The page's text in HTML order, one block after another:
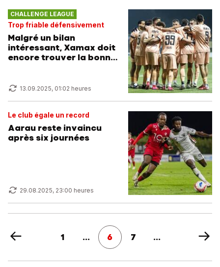
CHALLENGE LEAGUE
Trop friable défensivement
Malgré un bilan
intéressant, Xamax doit
encore trouver la bonne
13.09.2025, 01:02 heures
Le club égale un record
Aarau reste invaincu
après six journées
29.08.2025, 23:00 heures
1 ... 6 7 ...